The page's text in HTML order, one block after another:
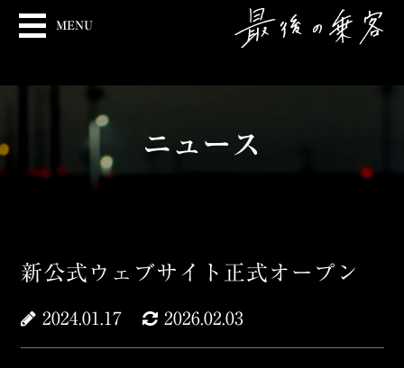
MENU
ニュース
新公式ウェブサイト正式オープン
2024.01.17 2026.02.03